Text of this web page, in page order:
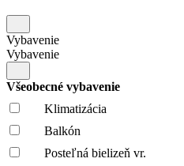
Vybavenie
Vybavenie
Všeobecné vybavenie
Klimatizácia
Balkón
Posteľná bielizeň vr.